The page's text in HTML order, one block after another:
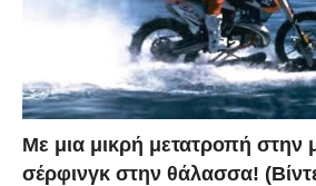
Με μια μικρή μετατροπή στην
σέρφινγκ στην θάλασσα!